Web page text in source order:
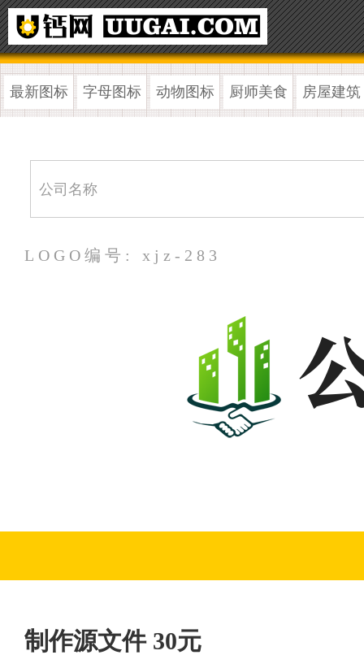
最新图标 字母图标 动物图标 厨师美食 房屋建筑
LOGO编号: xjz-283
制作源文件 30元